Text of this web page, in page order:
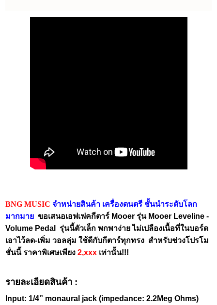
BNG MUSIC จำหน่ายสินค้า เครื่องดนตรี ชั้นนำระดับโลก
มากมาย ขอเสนอเอฟเฟคกีตาร์ Mooer รุ่น Mooer Leveline -
Volume Pedal
รุ่นนี้ตัวเล็ก พกพาง่าย ไม่เปลืองเนื้อที่ในบอร์ด
เอาไว้ลด-เพิ่ม วอลลุ่ม ใช้ดีกับกีตาร์ทุกทรง สำหรับช่วงโปรโม
ชั่นนี้ ราคาพิเศษเพียง 2,xxx เท่านั้น!!!
รายละเอียดสินค้า :
Input: 1/4” monaural jack (impedance: 2.2Meg Ohms)